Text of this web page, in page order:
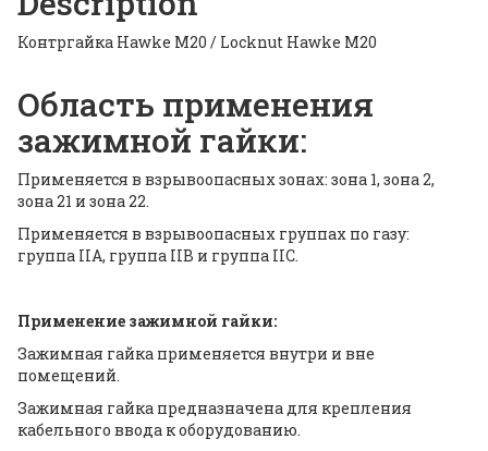
Контргайка Hawke M20 / Locknut Hawke M20
Область применения
зажимной гайки:
Применяется в взрывоопасных зонах: зона 1, зона 2,
зона 21 и зона 22.
Применяется в взрывоопасных группах по газу:
группа IIA, группа IIB и группа IIC.
Применение зажимной гайки:
Зажимная гайка применяется внутри и вне
помещений.
Зажимная гайка предназначена для крепления
кабельного ввода к оборудованию.